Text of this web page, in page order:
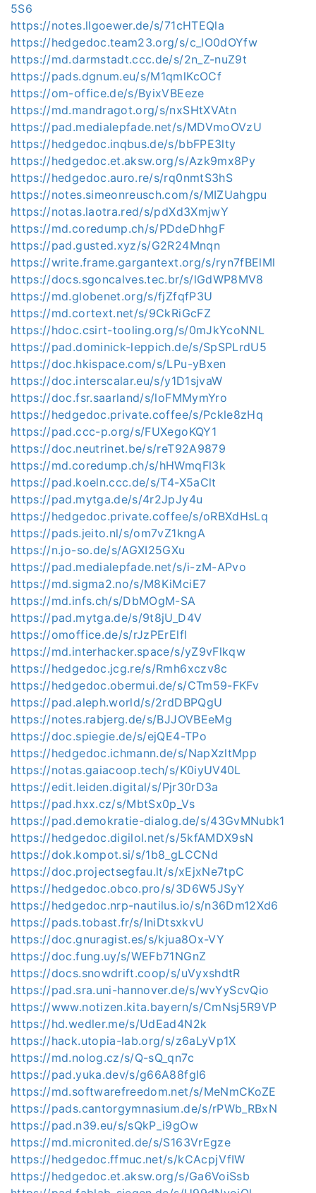
5S6
https://notes.llgoewer.de/s/71cHTEQla
https://hedgedoc.team23.org/s/c_lO0dOYfw
https://md.darmstadt.ccc.de/s/2n_Z-nuZ9t
https://pads.dgnum.eu/s/M1qmlKcOCf
https://om-office.de/s/ByixVBEeze
https://md.mandragot.org/s/nxSHtXVAtn
https://pad.medialepfade.net/s/MDVmoOVzU
https://hedgedoc.inqbus.de/s/bbFPE3lty
https://hedgedoc.et.aksw.org/s/Azk9mx8Py
https://hedgedoc.auro.re/s/rq0nmtS3hS
https://notes.simeonreusch.com/s/MIZUahgpu
https://notas.laotra.red/s/pdXd3XmjwY
https://md.coredump.ch/s/PDdeDhhgF
https://pad.gusted.xyz/s/G2R24Mnqn
https://write.frame.gargantext.org/s/ryn7fBElMl
https://docs.sgoncalves.tec.br/s/lGdWP8MV8
https://md.globenet.org/s/fjZfqfP3U
https://md.cortext.net/s/9CkRiGcFZ
https://hdoc.csirt-tooling.org/s/0mJkYcoNNL
https://pad.dominick-leppich.de/s/SpSPLrdU5
https://doc.hkispace.com/s/LPu-yBxen
https://doc.interscalar.eu/s/y1D1sjvaW
https://doc.fsr.saarland/s/loFMMymYro
https://hedgedoc.private.coffee/s/Pckle8zHq
https://pad.ccc-p.org/s/FUXegoKQY1
https://doc.neutrinet.be/s/reT92A9879
https://md.coredump.ch/s/hHWmqFl3k
https://pad.koeln.ccc.de/s/T4-X5aClt
https://pad.mytga.de/s/4r2JpJy4u
https://hedgedoc.private.coffee/s/oRBXdHsLq
https://pads.jeito.nl/s/om7vZ1kngA
https://n.jo-so.de/s/AGXI25GXu
https://pad.medialepfade.net/s/i-zM-APvo
https://md.sigma2.no/s/M8KiMciE7
https://md.infs.ch/s/DbMOgM-SA
https://pad.mytga.de/s/9t8jU_D4V
https://omoffice.de/s/rJzPErElfl
https://md.interhacker.space/s/yZ9vFlkqw
https://hedgedoc.jcg.re/s/Rmh6xczv8c
https://hedgedoc.obermui.de/s/CTm59-FKFv
https://pad.aleph.world/s/2rdDBPQgU
https://notes.rabjerg.de/s/BJJOVBEeMg
https://doc.spiegie.de/s/ejQE4-TPo
https://hedgedoc.ichmann.de/s/NapXzltMpp
https://notas.gaiacoop.tech/s/K0iyUV40L
https://edit.leiden.digital/s/Pjr30rD3a
https://pad.hxx.cz/s/MbtSx0p_Vs
https://pad.demokratie-dialog.de/s/43GvMNubk1
https://hedgedoc.digilol.net/s/5kfAMDX9sN
https://dok.kompot.si/s/1b8_gLCCNd
https://doc.projectsegfau.lt/s/xEjxNe7tpC
https://hedgedoc.obco.pro/s/3D6W5JSyY
https://hedgedoc.nrp-nautilus.io/s/n36Dm12Xd6
https://pads.tobast.fr/s/IniDtsxkvU
https://doc.gnuragist.es/s/kjua8Ox-VY
https://doc.fung.uy/s/WEFb71NGnZ
https://docs.snowdrift.coop/s/uVyxshdtR
https://pad.sra.uni-hannover.de/s/wvYyScvQio
https://www.notizen.kita.bayern/s/CmNsj5R9VP
https://hd.wedler.me/s/UdEad4N2k
https://hack.utopia-lab.org/s/z6aLyVp1X
https://md.nolog.cz/s/Q-sQ_qn7c
https://pad.yuka.dev/s/g66A88fgI6
https://md.softwarefreedom.net/s/MeNmCKoZE
https://pads.cantorgymnasium.de/s/rPWb_RBxN
https://pad.n39.eu/s/sQkP_i9gOw
https://md.micronited.de/s/S163VrEgze
https://hedgedoc.ffmuc.net/s/kCAcpjVfIW
https://hedgedoc.et.aksw.org/s/Ga6VoiSsb